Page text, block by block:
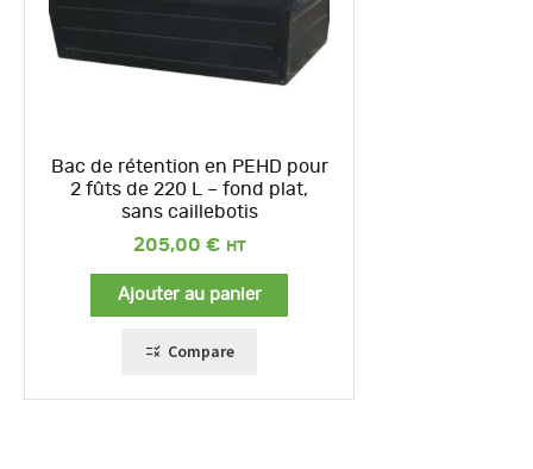
Bac de rétention en PEHD pour
2 fûts de 220 L – fond plat,
sans caillebotis
205,00 €
Ajouter au panier
Compare